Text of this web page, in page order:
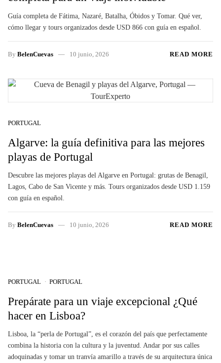
Guía completa de Fátima, Nazaré, Batalha, Óbidos y Tomar. Qué ver,
cómo llegar y tours organizados desde USD 866 con guía en español.
By BelenCuevas 10 junio, 2026 READ MORE
PORTUGAL
Algarve: la guía definitiva para las mejores
playas de Portugal
Descubre las mejores playas del Algarve en Portugal: grutas de Benagil,
Lagos, Cabo de San Vicente y más. Tours organizados desde USD 1.159
con guía en español.
By BelenCuevas 10 junio, 2026 READ MORE
PORTUGAL PORTUGAL
Prepárate para un viaje excepcional ¿Qué
hacer en Lisboa?
Lisboa, la “perla de Portugal”, es el corazón del país que perfectamente
combina la historia con la cultura y la juventud. Andar por sus calles
adoquinadas y tomar un tranvía amarillo a través de su arquitectura única